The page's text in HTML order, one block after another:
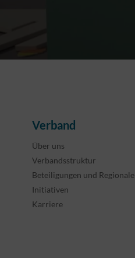
Verband
Über uns
Verbandsstruktur
Beteiligungen und Regionale
Initiativen
Karriere